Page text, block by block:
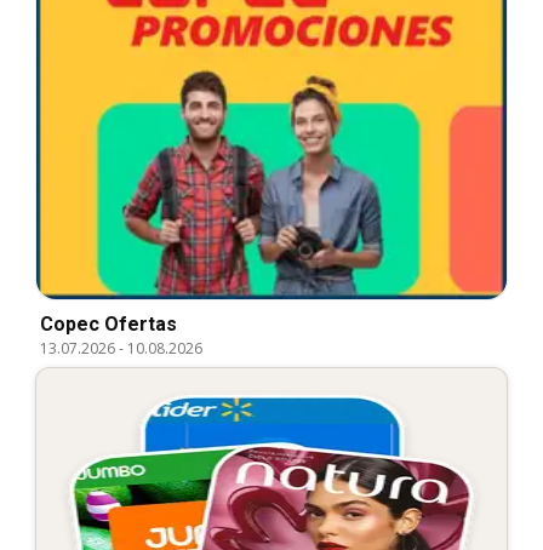
Copec Ofertas
13.07.2026- 10.08.2026